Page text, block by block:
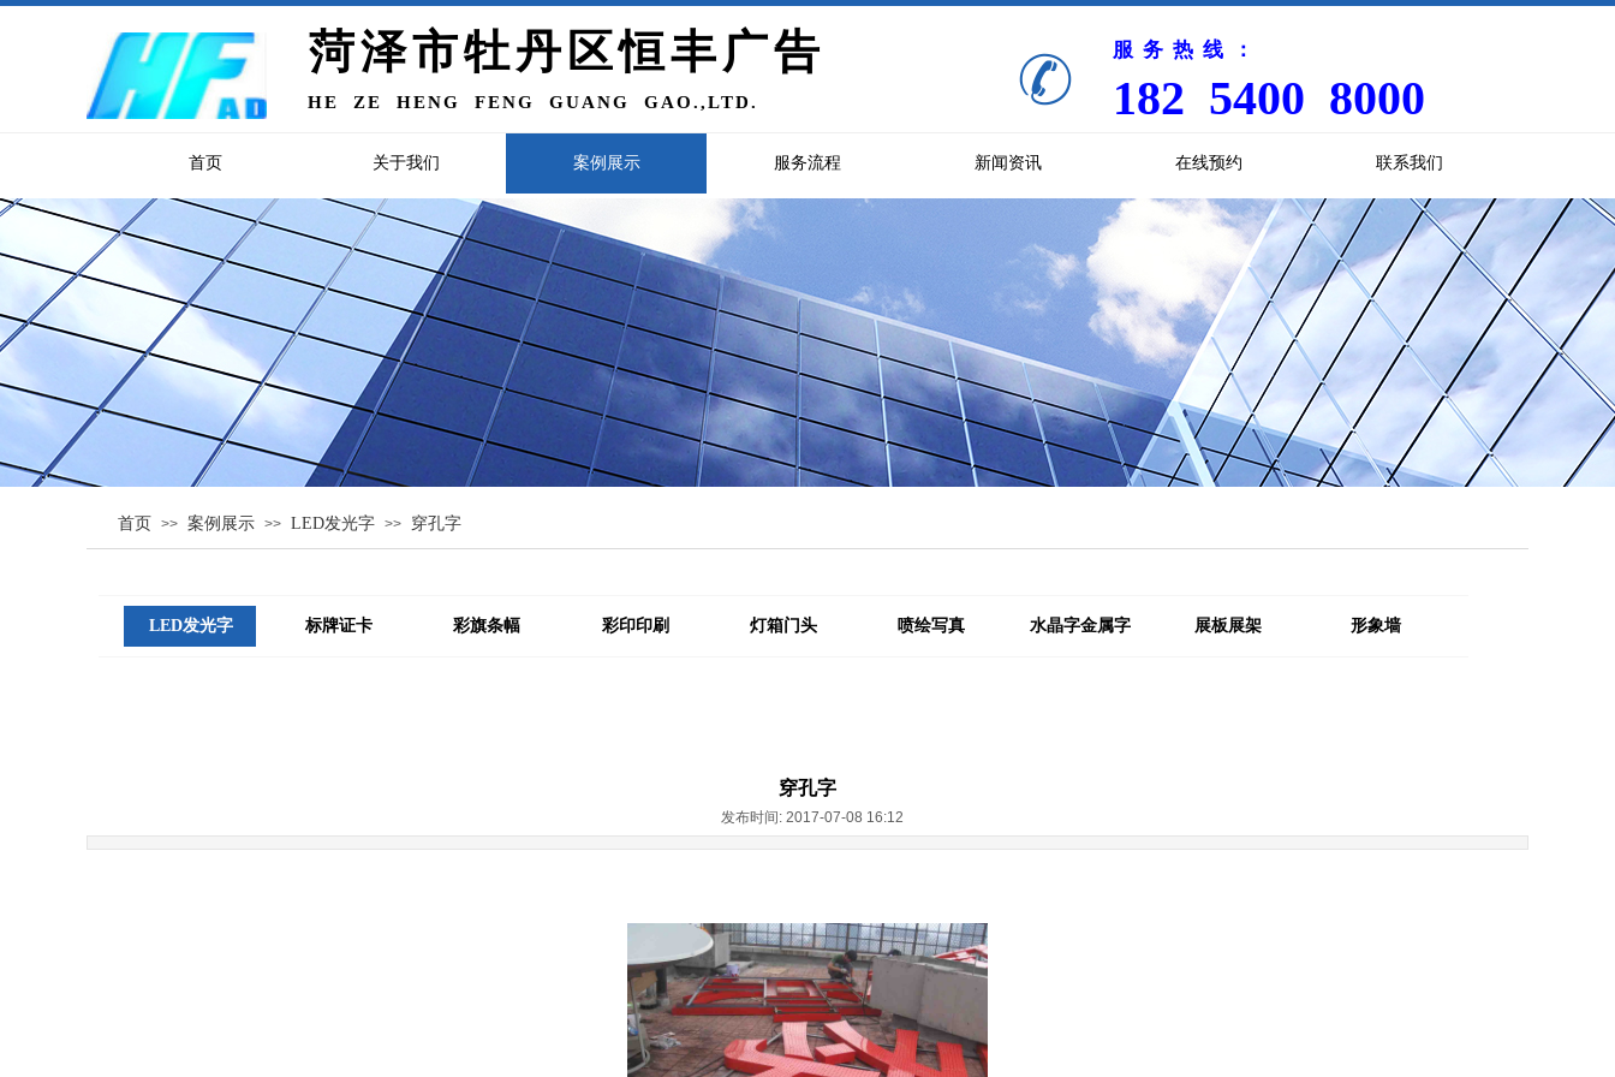
菏泽市牡丹区恒丰广告
HE ZE HENG FENG GUANG GAO.,LTD.
首页 关于我们 案例展示 服务流程 新闻资讯 在线预约 联系我们
服务热线：
182 5400 8000
首页 >> 案例展示 >> LED发光字 >> 穿孔字
LED发光字 标牌证卡 彩旗条幅 彩印印刷 灯箱门头 喷绘写真 水晶字金属字 展板展架 形象墙
穿孔字
发布时间: 2017-07-08 16:12